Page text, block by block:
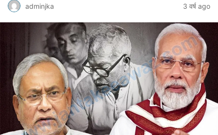
adminjka 3 वर्ष ago